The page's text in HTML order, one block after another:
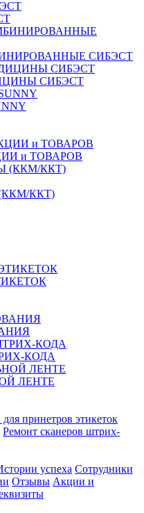
СИБЭСТ
СИБЭСТ
и ТОВАРОВ
ККТ)
КОДА
ЛЕНТЕ
для принетров этикеток
Ремонт сканеров штрих-
успеха Сотрудники
Отзывы Акции и